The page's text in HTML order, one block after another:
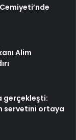
Alim
gerçekleşti:
servetini ortaya